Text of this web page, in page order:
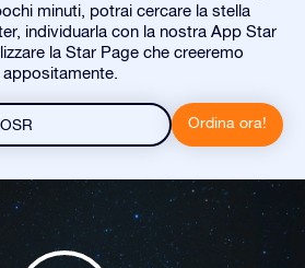
minuti, potrai cercare la stella
individuarla con la nostra App Star
la Star Page che creeremo
appositamente.
Ordina ora!